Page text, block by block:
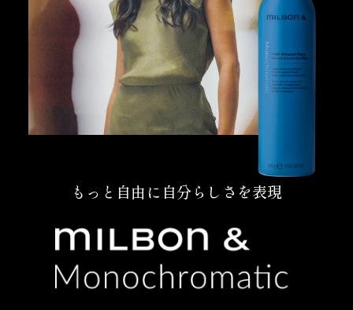
もっと自由に自分らしさを表現